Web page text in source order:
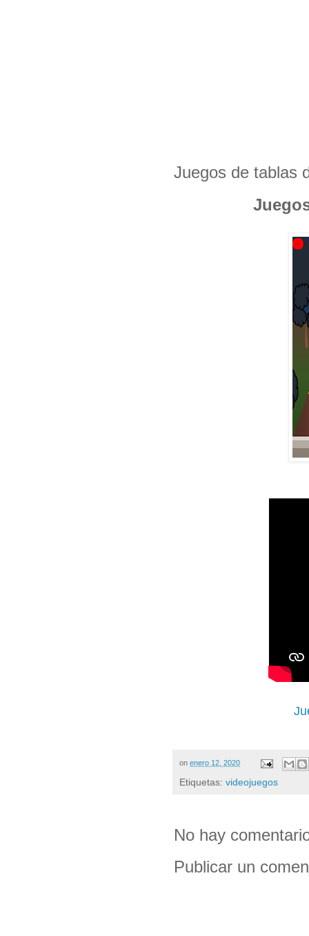
Juegos de tablas
on enero 12, 2020
Etiquetas: videojuegos
No hay
Publicar un